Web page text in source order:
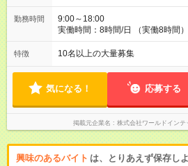
先での評価などを給与に反映。研
報われる体制です！ ◎残業代は別途全額支給いたします。 ◎年
齢、スキル、適性などを考慮のうえ決定し
時と同じです。
勤務時間
9:00～18:00
実働時間：8時間/日 （実働8時間
とほとんどナシ。ワークライフバ
特徴 10名以上の大量募集
気になる！ 応募する
掲載元企業名 株式会社ワールドイン
興味のあるバイト は、とりあえず保存し